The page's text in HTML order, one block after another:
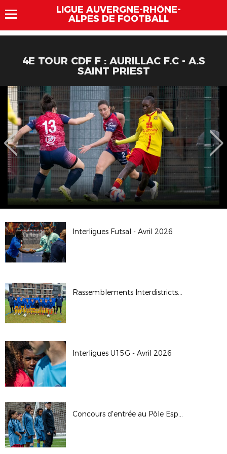
LIGUE AUVERGNE-RHÔNE-
ALPES DE FOOTBALL
4E TOUR CDF F : AURILLAC F.C - A.S
SAINT PRIEST
Interligues Futsal - Avril 2026
Rassemblements Interdistricts U14G - Avr. 2026
Interligues U15G - Avril 2026
Concours d'entrée au Pôle Espoirs - 2026